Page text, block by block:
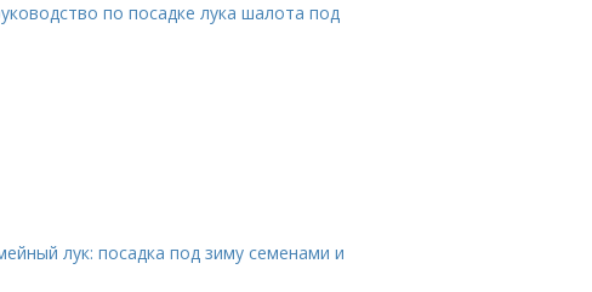
по посадке лука шалота под
лук: посадка под зиму семенами и